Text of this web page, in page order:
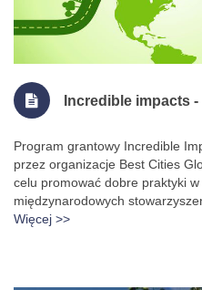
Incredible impacts
Program grantowy Incredible
przez organizacje Best Cities
celu promować dobre praktyki
międzynarodowych
Więcej >>